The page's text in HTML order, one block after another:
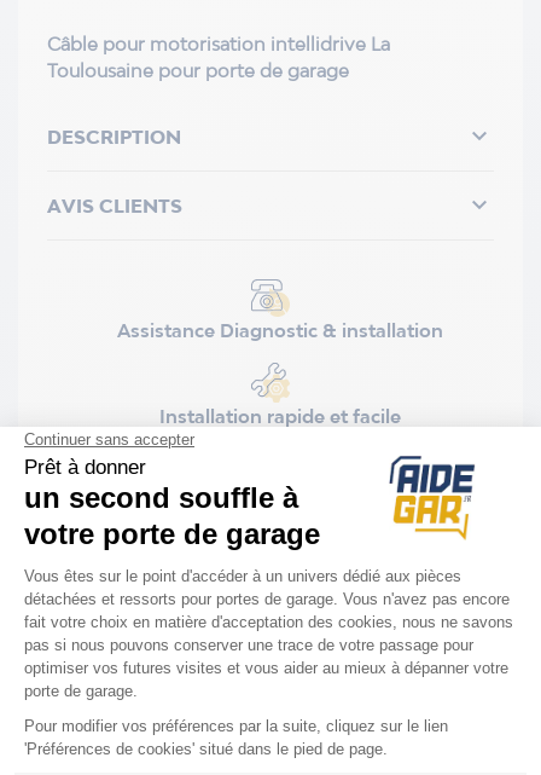
Câble pour motorisation intellidrive La
Toulousaine pour porte de garage
DESCRIPTION 
AVIS CLIENTS 
Assistance Diagnostic & installation
Installation rapide et facile
DESCRIPTION
Câble Marron : Lg 3500 mm